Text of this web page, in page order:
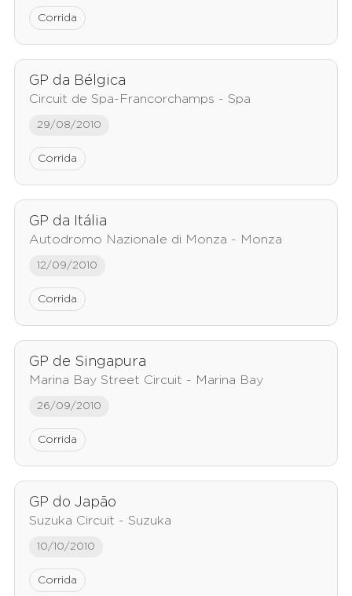
Corrida
GP da Bélgica
Circuit de Spa-Francorchamps - Spa
29/08/2010
Corrida
GP da Itália
Autodromo Nazionale di Monza - Monza
12/09/2010
Corrida
GP de Singapura
Marina Bay Street Circuit - Marina Bay
26/09/2010
Corrida
GP do Japão
Suzuka Circuit - Suzuka
10/10/2010
Corrida